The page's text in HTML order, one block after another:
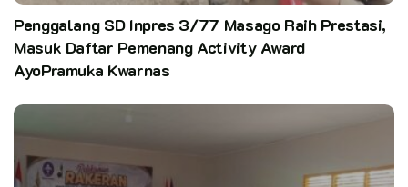
Penggalang SD Inpres 3/77 Masago Raih Prestasi,
Masuk Daftar Pemenang Activity Award
AyoPramuka Kwarnas